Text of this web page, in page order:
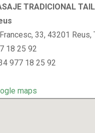
TRADICIONAL
33, 43201 Reus,
18 25 92
977 18 25 92
maps